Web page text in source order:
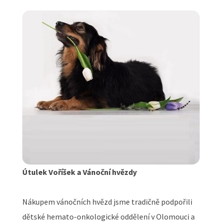
Útulek Voříšek a Vánoční hvězdy
Nákupem vánočních hvězd jsme tradičně podpořili
dětské hemato-onkologické oddělení v Olomouci a